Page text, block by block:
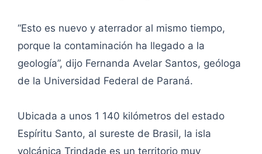
“Esto es nuevo y aterrador al mismo tiempo,
porque la contaminación ha llegado a la
geología”, dijo Fernanda Avelar Santos, geóloga
de la Universidad Federal de Paraná.
Ubicada a unos 1 140 kilómetros del estado
Espíritu Santo, al sureste de Brasil, la isla
volcánica Trindade es un territorio muy